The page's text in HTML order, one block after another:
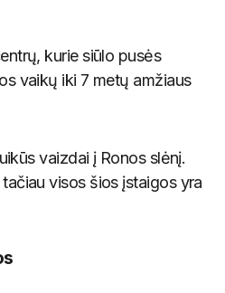
kurie siūlo pusės
vaikų iki 7 metų amžiaus
vaizdai į Ronos slėnį.
visos šios įstaigos yra